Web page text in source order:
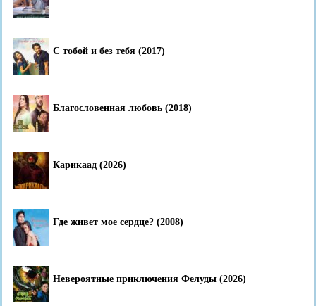
С тобой и без тебя (2017)
Благословенная любовь (2018)
Карикаад (2026)
Где живет мое сердце? (2008)
Невероятные приключения Фелуды (2026)